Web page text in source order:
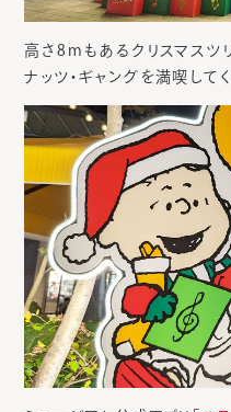
高さ8mもあるクリスマスツ
ナッツ・ギャングを満喫して